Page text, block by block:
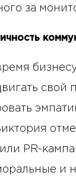
за
свой
PR-
и